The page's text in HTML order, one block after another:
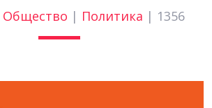
Общество | Политика | 1356